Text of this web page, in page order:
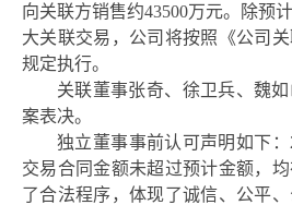
向关联方销售约43500万元。除预
大关联交易，公司将按照《公司
规定执行。
关联董事张奇、徐卫兵、魏
案表决。
独立董事事前认可声明如下：
交易合同金额未超过预计金额，
了合法程序，体现了诚信、公平